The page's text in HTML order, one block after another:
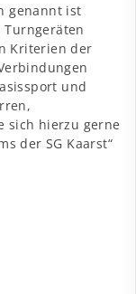
genannt ist
Kriterien der
und
sich hierzu gerne
der SG Kaarst“